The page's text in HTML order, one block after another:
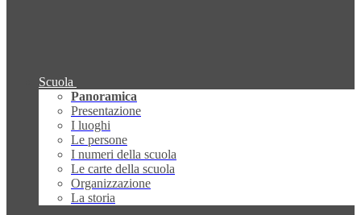
Scuola
Panoramica
Presentazione
I luoghi
Le persone
I numeri della scuola
Le carte della scuola
Organizzazione
La storia